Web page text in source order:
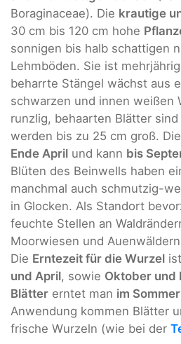
Boraginaceae). Die krautige
30 cm bis 120 cm hohe
sonnigen bis halb schattigen
Lehmböden. Sie ist
beharrte Stängel wächst aus
schwarzen und innen weißen
runzlig, behaarten Blätter
werden bis zu 25 cm groß. Die
Ende April und kann bis
Blüten des Beinwells haben
manchmal auch schmutzig-
in Glocken. Als Standort
feuchte Stellen an
Moorwiesen und
Die Erntezeit für die Wurzel
und April, sowie Oktober und
Blätter erntet man im Sommer
Anwendung kommen Blätter
frische Wurzeln (wie bei der